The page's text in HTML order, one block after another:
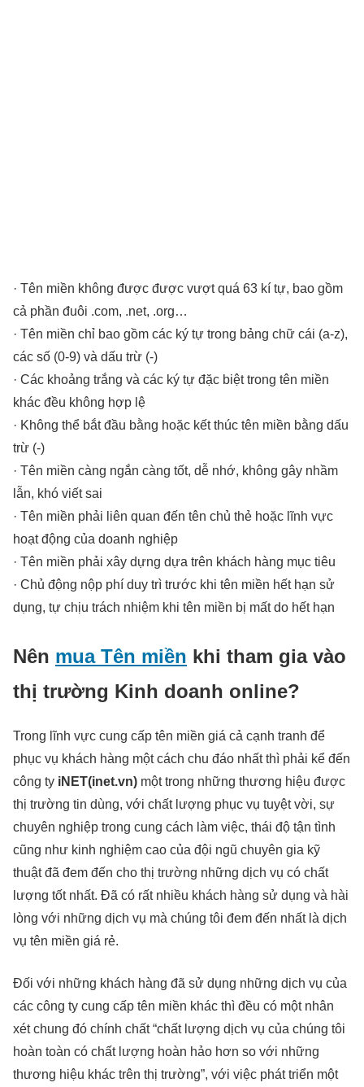
· Tên miền không được được vượt quá 63 kí tự, bao gồm
cả phần đuôi .com, .net, .org…
· Tên miền chỉ bao gồm các ký tự trong bảng chữ cái (a-z),
các số (0-9) và dấu trừ (-)
· Các khoảng trắng và các ký tự đặc biệt trong tên miền
khác đều không hợp lệ
· Không thể bắt đầu bằng hoặc kết thúc tên miền bằng dấu
trừ (-)
· Tên miền càng ngắn càng tốt, dễ nhớ, không gây nhầm
lẫn, khó viết sai
· Tên miền phải liên quan đến tên chủ thẻ hoặc lĩnh vực
hoạt động của doanh nghiệp
· Tên miền phải xây dựng dựa trên khách hàng mục tiêu
· Chủ động nộp phí duy trì trước khi tên miền hết hạn sử
dụng, tự chịu trách nhiệm khi tên miền bị mất do hết hạn
Nên mua Tên miền khi tham gia vào
thị trường Kinh doanh online?
Trong lĩnh vực cung cấp tên miền giá cả cạnh tranh để
phục vụ khách hàng một cách chu đáo nhất thì phải kể đến
công ty iNET(inet.vn) một trong những thương hiệu được
thị trường tin dùng, với chất lượng phục vụ tuyệt vời, sự
chuyên nghiệp trong cung cách làm việc, thái độ tận tình
cũng như kinh nghiệm cao của đội ngũ chuyên gia kỹ
thuật đã đem đến cho thị trường những dịch vụ có chất
lượng tốt nhất. Đã có rất nhiều khách hàng sử dụng và hài
lòng với những dịch vụ mà chúng tôi đem đến nhất là dịch
vụ tên miền giá rẻ.
Đối với những khách hàng đã sử dụng những dịch vụ của
các công ty cung cấp tên miền khác thì đều có một nhân
xét chung đó chính chất “chất lượng dịch vụ của chúng tôi
hoàn toàn có chất lượng hoàn hảo hơn so với những
thương hiệu khác trên thị trường”, với việc phát triển một